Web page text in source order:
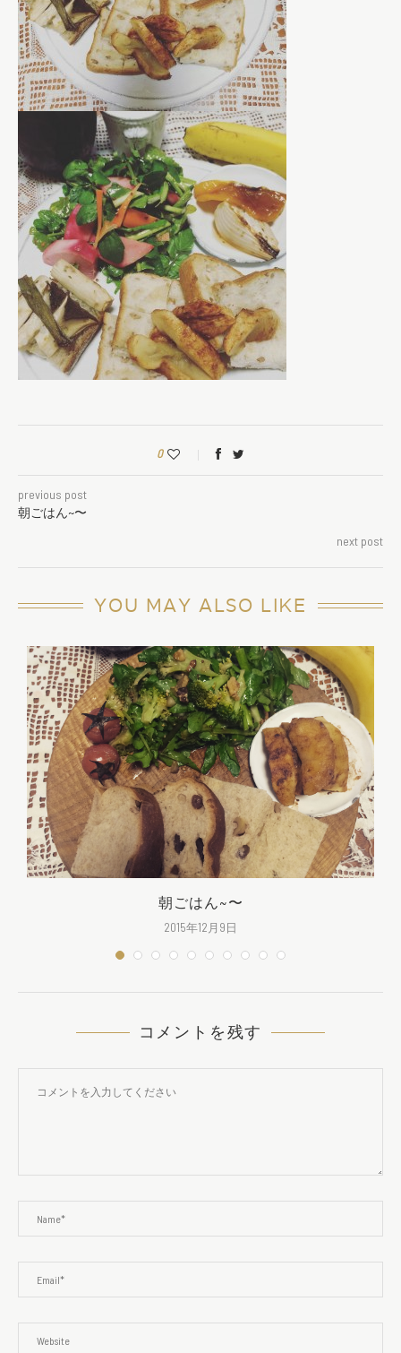
0
previous post
朝ごはん~〜
next post
YOU MAY ALSO LIKE
朝ごはん~〜
2015年12月9日
コメントを残す